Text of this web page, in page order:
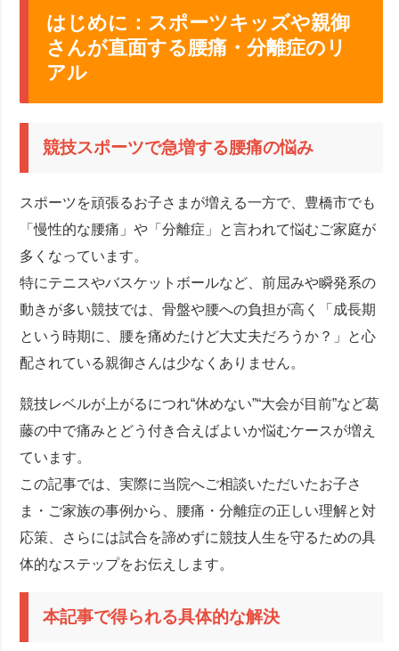
はじめに：スポーツキッズや親御
さんが直面する腰痛・分離症のリ
アル
競技スポーツで急増する腰痛の悩み
スポーツを頑張るお子さまが増える一方で、豊橋市でも
「慢性的な腰痛」や「分離症」と言われて悩むご家庭が
多くなっています。
特にテニスやバスケットボールなど、前屈みや瞬発系の
動きが多い競技では、骨盤や腰への負担が高く「成長期
という時期に、腰を痛めたけど大丈夫だろうか？」と心
配されている親御さんは少なくありません。
競技レベルが上がるにつれ“休めない”“大会が目前”など葛
藤の中で痛みとどう付き合えばよいか悩むケースが増え
ています。
この記事では、実際に当院へご相談いただいたお子さ
ま・ご家族の事例から、腰痛・分離症の正しい理解と対
応策、さらには試合を諦めずに競技人生を守るための具
体的なステップをお伝えします。
本記事で得られる具体的な解決